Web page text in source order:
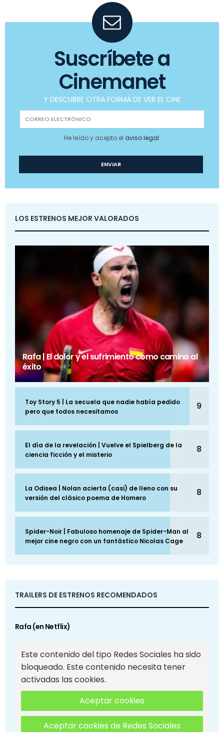
Suscríbete a
Cinemanet
Y DESCUBRE OTRA FORMA DE VER EL CINE
He leído y acepto el aviso legal.
LOS ESTRENOS MEJOR VALORADOS
Rafa | El dolor y el sufrimiento como camino al
éxito
Toy Story 5 | La secuela que nadie había pedido
pero que todos necesitamos
9
El día de la revelación | Vuelve el Spielberg de la
ciencia ficción y el misterio
8
La Odisea | Nolan acierta (casi) de lleno con su
versión del clásico poema de Homero
8
Spider-Noir | Fabuloso homenaje de Spider-Man al
mejor cine negro con un fantástico Nicolas Cage
8
TRAILERS DE ESTRENOS RECOMENDADOS
Rafa (en Netflix)
Este contenido del tipo Redes Sociales ha sido
bloqueado. Este contenido necesita tener
activadas las cookies.
Aceptar cookies
Aceptar cookies de Redes Sociales